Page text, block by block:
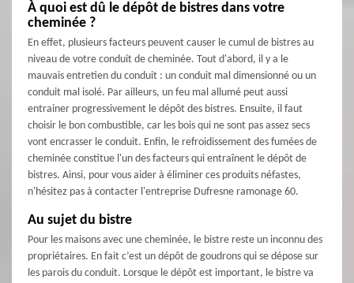
À quoi est dû le dépôt de bistres dans votre
cheminée ?
En effet, plusieurs facteurs peuvent causer le cumul de bistres au
niveau de votre conduit de cheminée. Tout d'abord, il y a le
mauvais entretien du conduit : un conduit mal dimensionné ou un
conduit mal isolé. Par ailleurs, un feu mal allumé peut aussi
entrainer progressivement le dépôt des bistres. Ensuite, il faut
choisir le bon combustible, car les bois qui ne sont pas assez secs
vont encrasser le conduit. Enfin, le refroidissement des fumées de
cheminée constitue l'un des facteurs qui entraînent le dépôt de
bistres. Ainsi, pour vous aider à éliminer ces produits néfastes,
n'hésitez pas à contacter l'entreprise Dufresne ramonage 60.
Au sujet du bistre
Pour les maisons avec une cheminée, le bistre reste un inconnu des
propriétaires. En fait c’est un dépôt de goudrons qui se dépose sur
les parois du conduit. Lorsque le dépôt est important, le bistre va